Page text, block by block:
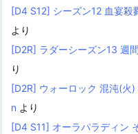
[D4 S12] シーズン12 血宴殺
より
[D2R] ラダーシーズン13 週
り
[D2R] ウォーロック 混沌(火
n より
[D4 S11] オーラパラディン